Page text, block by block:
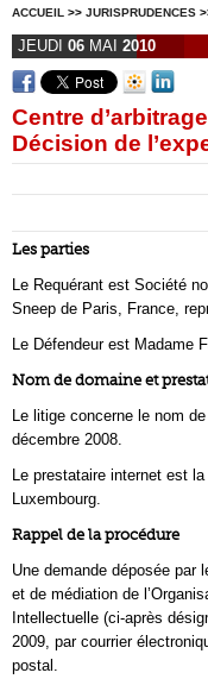
ACCUEIL >> JURISPRUDENCES
JEUDI 06 MAI 2010
Centre
Décision de
Les parties
Le Requérant est Société
Sneep de Paris, France,
Le Défendeur est Madame
Nom de domaine et
Le litige concerne le nom
décembre 2008.
Le prestataire internet est
Luxembourg.
Rappel de la procédure
Une demande déposée par
et de médiation de
Intellectuelle (ci-après
2009, par courrier
postal.